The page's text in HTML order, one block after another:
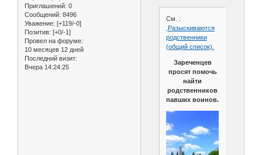
Приглашений: 0
Сообщений: 8496
Уважение: [+119/-0]
Позитив: [+0/-1]
Провел на форуме:
10 месяцев 12 дней
Последний визит:
Вчера 14:24:25
См. :
,Разыскиваются
родственники
(общий список).
Зареченцев
просят помочь
найти
родственников
павших воинов.